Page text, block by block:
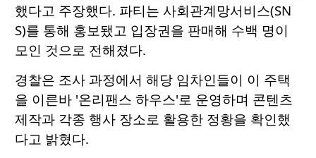
했다고 주장했다. 파티는 사회관계망서비스(SN
S)를 통해 홍보됐고 입장권을 판매해 수백 명이
모인 것으로 전해졌다.
경찰은 조사 과정에서 해당 임차인들이 이 주택
을 이른바 '온리팬스 하우스'로 운영하며 콘텐츠
제작과 각종 행사 장소로 활용한 정황을 확인했
다고 밝혔다.